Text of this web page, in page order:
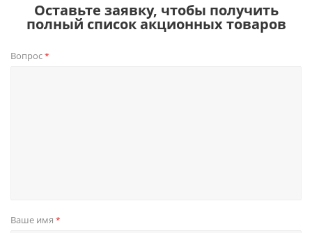
Оставьте заявку, чтобы получить
полный список акционных товаров
Вопрос*
Ваше имя *